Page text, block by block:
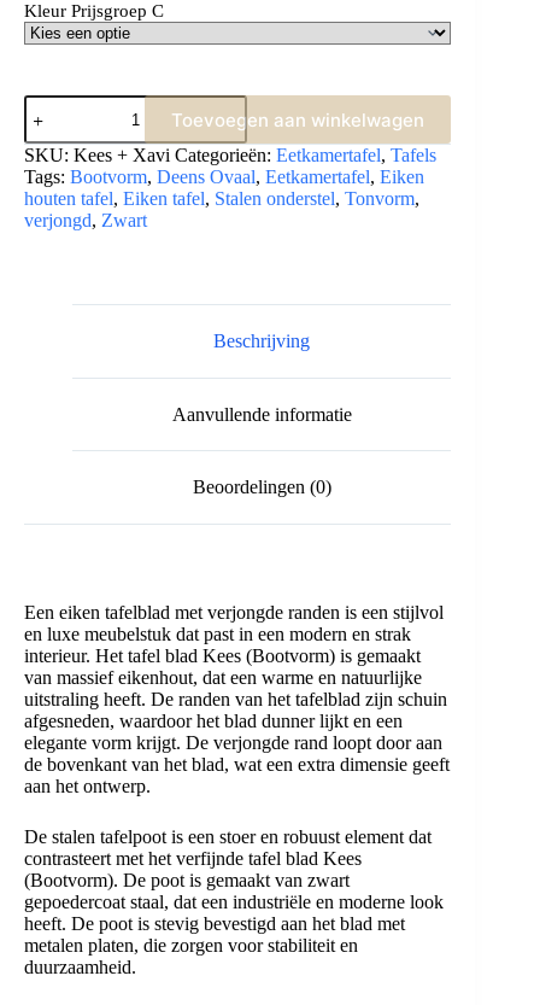
Kleur Prijsgroep C
Blad
Kees
(Bootvorm)
aantal
Toevoegen aan winkelwagen
SKU: Kees + Xavi Categorieën: Eetkamertafel, Tafels
Tags: Bootvorm, Deens Ovaal, Eetkamertafel, Eiken
houten tafel, Eiken tafel, Stalen onderstel, Tonvorm,
verjongd, Zwart
Beschrijving
Aanvullende informatie
Beoordelingen (0)
Een eiken tafelblad met verjongde randen is een stijlvol
en luxe meubelstuk dat past in een modern en strak
interieur. Het tafel blad Kees (Bootvorm) is gemaakt
van massief eikenhout, dat een warme en natuurlijke
uitstraling heeft. De randen van het tafelblad zijn schuin
afgesneden, waardoor het blad dunner lijkt en een
elegante vorm krijgt. De verjongde rand loopt door aan
de bovenkant van het blad, wat een extra dimensie geeft
aan het ontwerp.
De stalen tafelpoot is een stoer en robuust element dat
contrasteert met het verfijnde tafel blad Kees
(Bootvorm). De poot is gemaakt van zwart
gepoedercoat staal, dat een industriële en moderne look
heeft. De poot is stevig bevestigd aan het blad met
metalen platen, die zorgen voor stabiliteit en
duurzaamheid.